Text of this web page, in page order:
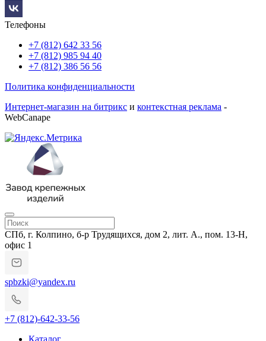
Телефоны
+7 (812) 642 33 56
+7 (812) 985 94 40
+7 (812) 386 56 56
Политика конфиденциальности
Интернет-магазин на битрикс и контекстная реклама -
WebCanape
СПб, г. Колпино, б-р Трудящихся, дом 2, лит. А., пом. 13-Н,
офис 1
spbzki@yandex.ru
+7 (812)-642-33-56